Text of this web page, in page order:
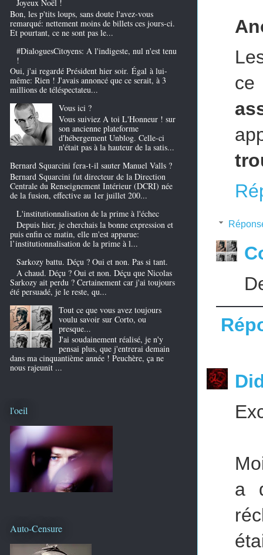
ce
a
Joyeux Noël !
Bon, les p'tits loups, sans doute l'avez-vous
remarqué: nettement moins de billets ces jours-ci.
Et pourtant, ce ne sont pas le...
#DialoguesCitoyens: A l'indigeste, nul n'est tenu
!
Oui, j'ai regardé Président hier soir. Égal à lui-
même: Rien ! J'avais annoncé que ce serait, à 3
millions de téléspectateu...
Vous ici ?
Vous suiviez A toi L'Honneur ! sur
son ancienne plateforme
d'hébergement Unblog. Celle-ci
n'était pas à la hauteur de la satis...
Bernard Squarcini fera-t-il sauter Manuel Valls ?
Bernard Squarcini fut directeur de la Direction
Centrale du Renseignement Intérieur (DCRI) née
de la fusion, effective au 1er juillet 200...
L'institutionnalisation de la prime à l'échec
Depuis hier, je cherchais la bonne expression et
puis enfin ce matin, elle m'est apparue:
l’institutionnalisation de la prime à l...
Sarkozy battu. Déçu ? Oui et non. Pas si tant.
A chaud. Déçu ? Oui et non. Déçu que Nicolas
Sarkozy ait perdu ? Certainement car j'ai toujours
été persuadé, je le reste, qu...
Tout ce que vous avez toujours
voulu savoir sur Corto, ou
presque...
J'ai soudainement réalisé, je n'y
pensai plus, que j'entrerai demain
dans ma cinquantième année ! Peuchère, ça ne
nous rajeunit ...
l'oeil
Auto-Censure